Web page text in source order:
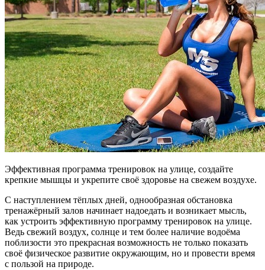
Эффективная программа тренировок на улице, создайте
крепкие мышцы и укрепите своё здоровье на свежем воздухе.
С наступлением тёплых дней, однообразная обстановка
тренажёрный залов начинает надоедать и возникает мысль,
как устроить эффективную программу тренировок на улице.
Ведь свежий воздух, солнце и тем более наличие водоёма
поблизости это прекрасная возможность не только показать
своё физическое развитие окружающим, но и провести время
с пользой на природе.